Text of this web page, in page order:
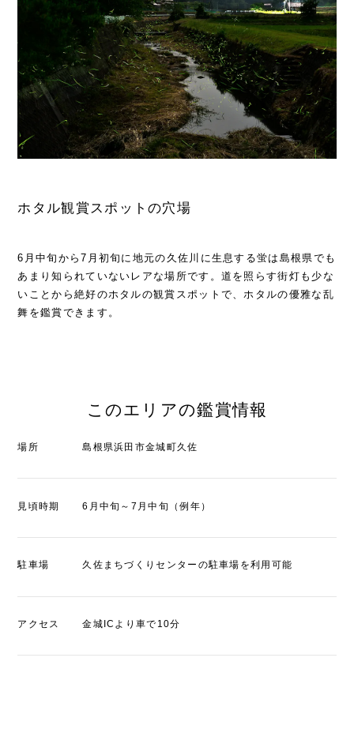
ホタル観賞スポットの穴場
6月中旬から7月初旬に地元の久佐川に生息する蛍は島根県でも
あまり知られていないレアな場所です。道を照らす街灯も少な
いことから絶好のホタルの観賞スポットで、ホタルの優雅な乱
舞を鑑賞できます。
このエリアの鑑賞情報
場所 島根県浜田市金城町久佐
見頃時期 6月中旬～7月中旬（例年）
駐車場 久佐まちづくりセンターの駐車場を利用可能
アクセス 金城ICより車で10分